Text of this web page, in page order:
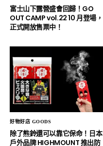
富士山下露營盛會回歸！GO
OUT CAMP vol.22 10 月登場，
正式開放售票中！
好物好店 GOODS
除了熊鈴還可以靠它保命！日本
戶外品牌 HIGHMOUNT 推出防